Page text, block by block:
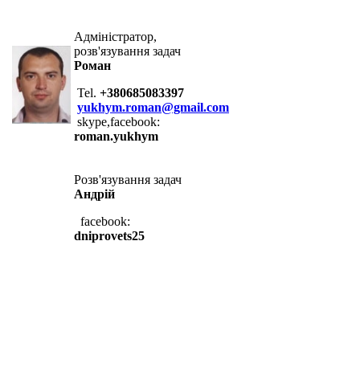
Адміністратор,
розв'язування задач
Роман
Tel. +380685083397
yukhym.roman@gmail.com
skype,facebook:
roman.yukhym
Розв'язування задач
Андрій
facebook:
dniprovets25